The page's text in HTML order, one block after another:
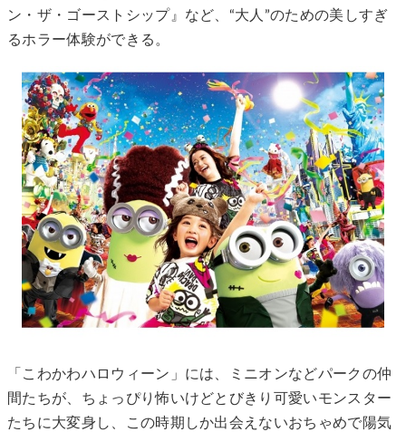
ン・ザ・ゴーストシップ』など、“大人”のための美しすぎ
るホラー体験ができる。
「こわかわハロウィーン」には、ミニオンなどパークの仲
間たちが、ちょっぴり怖いけどとびきり可愛いモンスター
たちに大変身し、この時期しか出会えないおちゃめで陽気